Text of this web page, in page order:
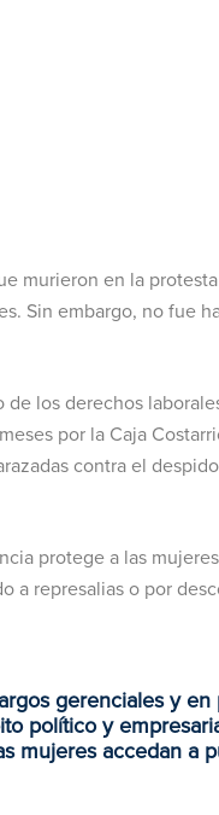
murieron en la
Sin embargo, no fue
los derechos
por la Caja
contra el
protege a las
a represalias o por
gerenciales y en
político y
mujeres accedan a